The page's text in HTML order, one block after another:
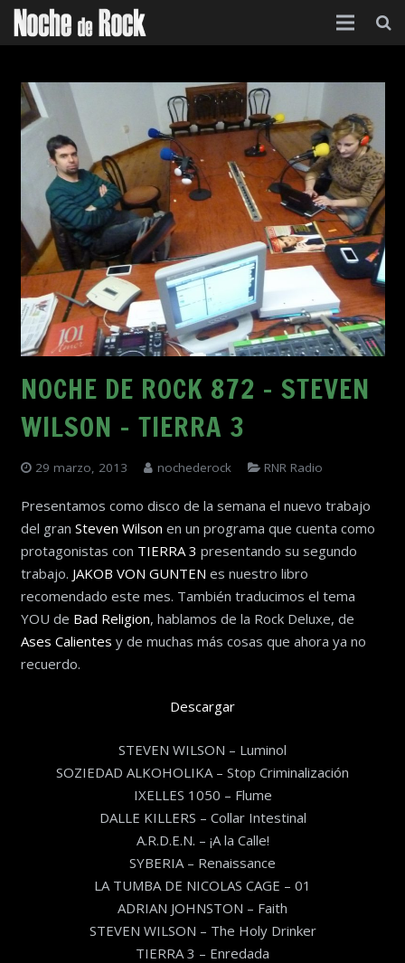
Categorías
Agenda
Contacto
Acerca de
NOCHE DE ROCK 872 – STEVEN
WILSON – TIERRA 3
29 marzo, 2013 nochederock RNR Radio
Presentamos como disco de la semana el nuevo trabajo
del gran Steven Wilson en un programa que cuenta como
protagonistas con TIERRA 3 presentando su segundo
trabajo. JAKOB VON GUNTEN es nuestro libro
recomendado este mes. También traducimos el tema
YOU de Bad Religion, hablamos de la Rock Deluxe, de
Ases Calientes y de muchas más cosas que ahora ya no
recuerdo.
Descargar
STEVEN WILSON – Luminol
SOZIEDAD ALKOHOLIKA – Stop Criminalización
IXELLES 1050 – Flume
DALLE KILLERS – Collar Intestinal
A.R.D.E.N. – ¡A la Calle!
SYBERIA – Renaissance
LA TUMBA DE NICOLAS CAGE – 01
ADRIAN JOHNSTON – Faith
STEVEN WILSON – The Holy Drinker
TIERRA 3 – Enredada